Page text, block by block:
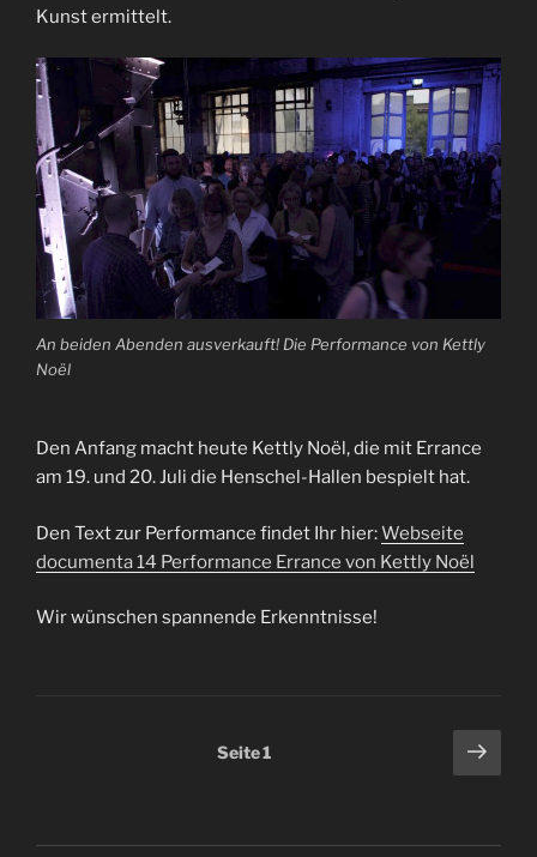
Kunst ermittelt.
An beiden Abenden ausverkauft! Die Performance von Kettly
Noël
Den Anfang macht heute Kettly Noël, die mit Errance
am 19. und 20. Juli die Henschel-Hallen bespielt hat.
Den Text zur Performance findet Ihr hier:Webseite
documenta 14 Performance Errance von Kettly Noël
Wir wünschen spannende Erkenntnisse!
Seitennummerierung
Seite1